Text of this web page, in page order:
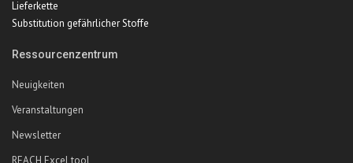
Lieferkette
Substitution gefährlicher Stoffe
Ressourcenzentrum
Neuigkeiten
Veranstaltungen
Newsletter
REACH Excel tool